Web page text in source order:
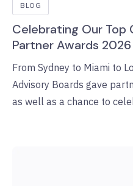
BLOG
Celebrating Our Top
Partner Awards 2026
From Sydney to Miami to
Advisory Boards gave
as well as a chance to